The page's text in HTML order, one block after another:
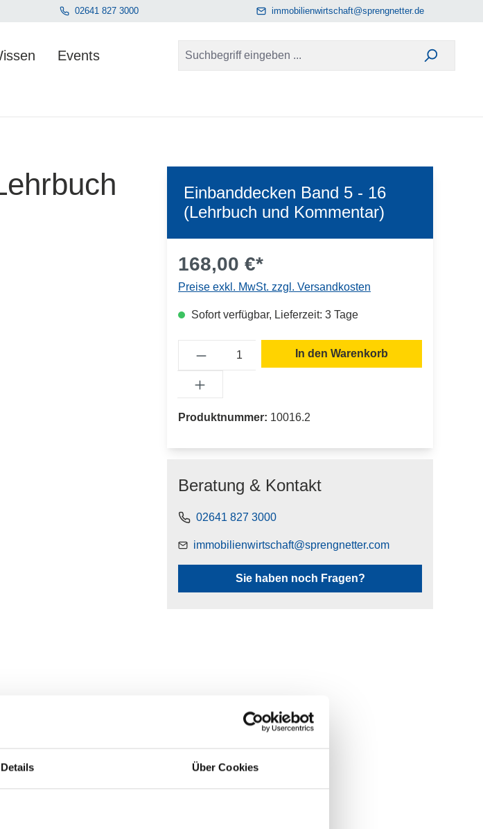
Details Über Cookies
02641 827 3000 immobilienwirtschaft@sprengnetter.de
Events
€.
und
Einbanddecken Band 5 - 16
(Lehrbuch und Kommentar)
168,00 €*
Preise exkl. MwSt. zzgl. Versandkosten
Sofort verfügbar, Lieferzeit: 3 Tage
Produkt Anzahl: Gib den gewünschten
In den Warenkorb
Produktnummer: 10016.2
Beratung & Kontakt
02641 827 3000
immobilienwirtschaft@sprengnetter.com
Sie haben noch Fragen?